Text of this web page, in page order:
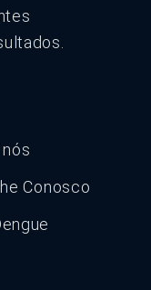
Conosco